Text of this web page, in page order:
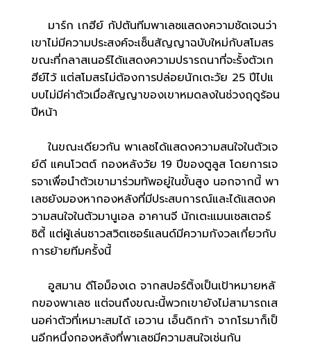
มาร์ก เกฮีย์ กัปตันทีมพาเลซแสดงความชัดเจนว่า
เขาไม่มีความประสงค์จะเซ็นสัญญาฉบับใหม่กับสโมสร
ขณะที่กลาสเนอร์ได้แสดงความปรารถนาที่จะรั้งตัวเก
ฮีย์ไว้ แต่สโมสรไม่ต้องการปล่อยนักเตะวัย 25 ปีไปแ
บบไม่มีค่าตัวเมื่อสัญญาของเขาหมดลงในช่วงฤดูร้อน
ปีหน้า
ในขณะเดียวกัน พาเลซได้แสดงความสนใจในตัวเจ
ย์ดี แคนโวตต์ กองหลังวัย 19 ปีของตูลูส โดยการเจ
รจาเพื่อนำตัวเขามาร่วมทัพอยู่ในขั้นสูง นอกจากนี้ พา
เลซยังมองหากองหลังที่มีประสบการณ์และได้แสดงค
วามสนใจในตัวมานูเอล อาคานจี นักเตะแมนเชสเตอร์
ซิตี้ แต่ผู้เล่นชาวสวิตเซอร์แลนด์มีความกังวลเกี่ยวกับ
การย้ายทีมครั้งนี้
อูสมาน ดีโอม็องเด จากสปอร์ติ้งเป็นเป้าหมายหลั
กของพาเลซ แต่จนถึงขณะนี้พวกเขายังไม่สามารถเส
นอค่าตัวที่เหมาะสมได้ เอวาน เอ็นดิกก้า จากโรมาก็เป็
นอีกหนึ่งกองหลังที่พาเลซมีความสนใจเช่นกัน